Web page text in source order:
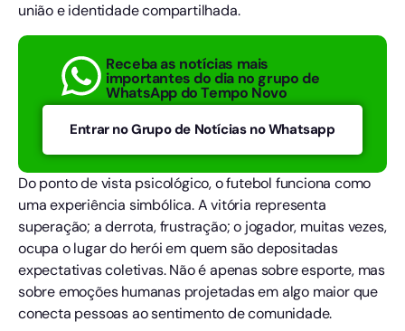
união e identidade compartilhada.
Receba as notícias mais
importantes do dia no grupo de
WhatsApp do Tempo Novo
Entrar no Grupo de Notícias no Whatsapp
Do ponto de vista psicológico, o futebol funciona como
uma experiência simbólica. A vitória representa
superação; a derrota, frustração; o jogador, muitas vezes,
ocupa o lugar do herói em quem são depositadas
expectativas coletivas. Não é apenas sobre esporte, mas
sobre emoções humanas projetadas em algo maior que
conecta pessoas ao sentimento de comunidade.